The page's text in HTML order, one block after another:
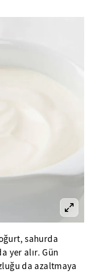
sahurda
yer alır. Gün
da azaltmaya